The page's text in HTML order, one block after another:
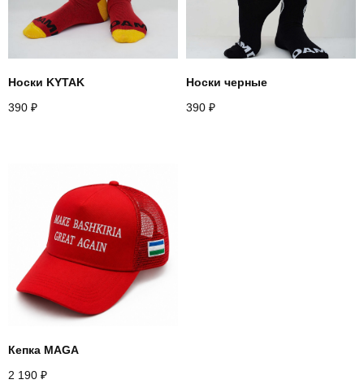
Носки KYTAK
390 ₽
Носки черные
390 ₽
Кепка MAGA
2 190 ₽